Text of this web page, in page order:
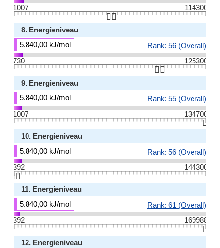
1007
114300
👆🏻
8. Energieniveau
5.840,00 kJ/mol
Rank: 56 (Overall)
730
125300
👆🏻
9. Energieniveau
5.840,00 kJ/mol
Rank: 55 (Overall)
1007
134700
👆🏻
10. Energieniveau
5.840,00 kJ/mol
Rank: 56 (Overall)
392
144300
👆🏻
11. Energieniveau
5.840,00 kJ/mol
Rank: 61 (Overall)
392
169988
👆🏻
12. Energieniveau